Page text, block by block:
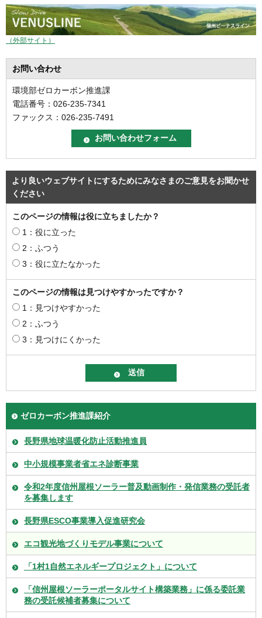
（外部サイト）
お問い合わせ
環境部ゼロカーボン推進課
電話番号：026-235-7341
ファックス：026-235-7491
より良いウェブサイトにするためにみなさまのご意見をお聞かせ
ください
このページの情報は役に立ちましたか？
1：役に立った
2：ふつう
3：役に立たなかった
このページの情報は見つけやすかったですか？
1：見つけやすかった
2：ふつう
3：見つけにくかった
ゼロカーボン推進課紹介
長野県地球温暖化防止活動推進員
中小規模事業者省エネ診断事業
令和2年度信州屋根ソーラー普及動画制作・発信業務の受託者
を募集します
長野県ESCO事業導入促進研究会
エコ観光地づくりモデル事業について
「1村1自然エネルギープロジェクト」について
「信州屋根ソーラーポータルサイト構築業務」に係る委託業
務の受託候補者募集について